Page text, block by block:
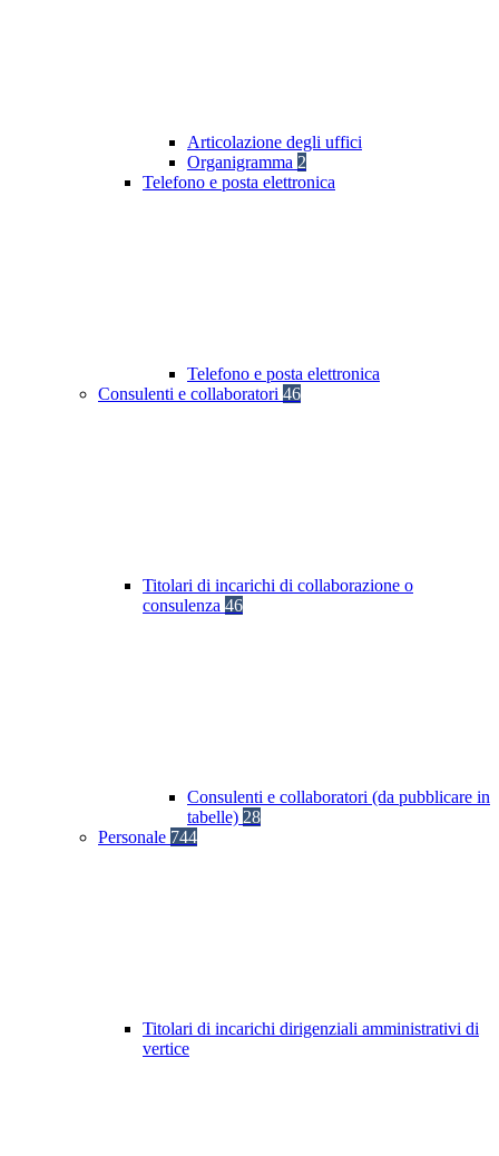
Articolazione degli uffici
Organigramma 2
Telefono e posta elettronica
Telefono e posta elettronica
Consulenti e collaboratori 46
Titolari di incarichi di collaborazione o
consulenza 46
Consulenti e collaboratori (da pubblicare in
tabelle) 28
Personale 744
Titolari di incarichi dirigenziali amministrativi di
vertice